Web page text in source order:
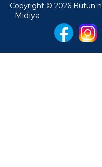
Copyright © 2026 Bütün
Midiya